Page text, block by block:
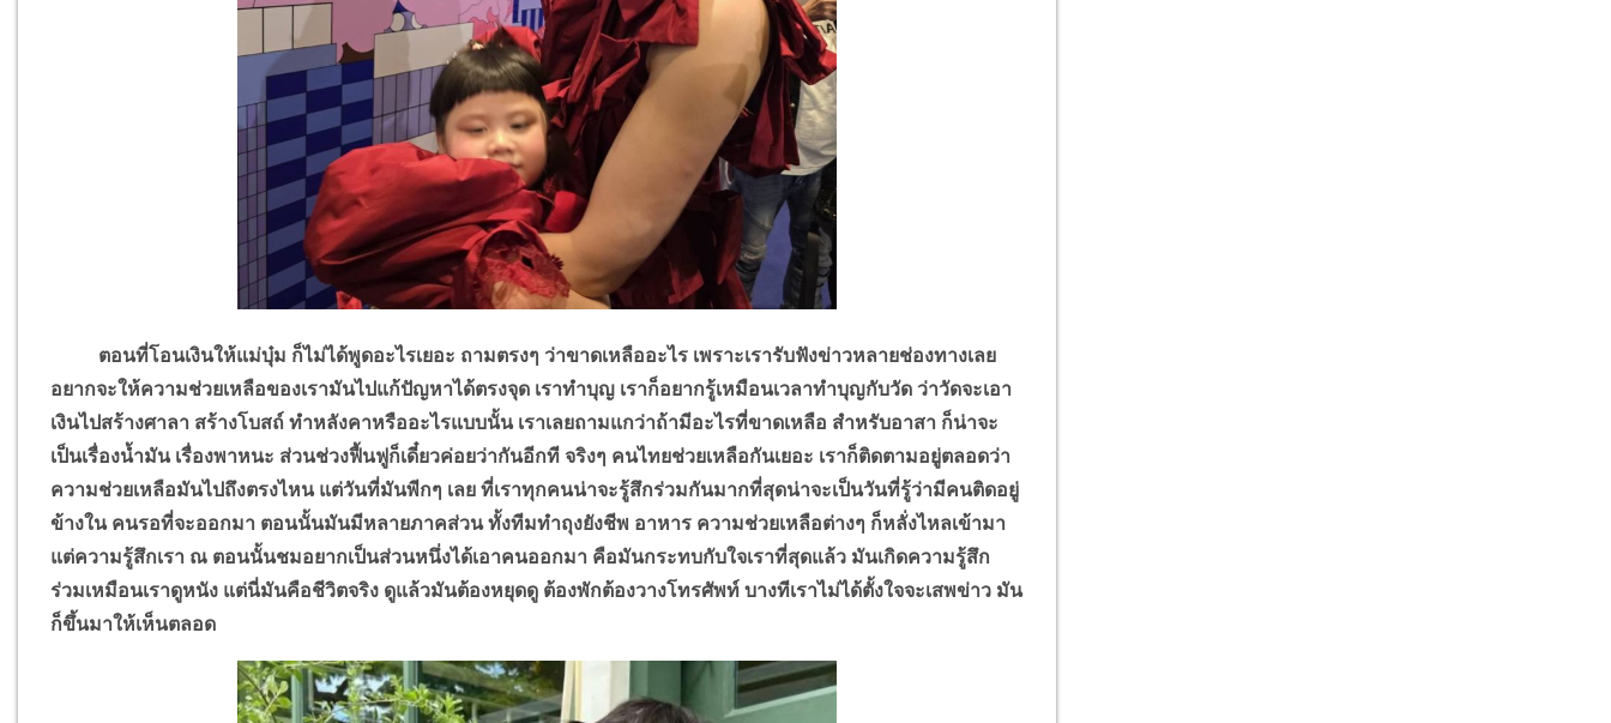
ตอนที่โอนเงินให้แม่บุ๋ม ก็ไม่ได้พูดอะไรเยอะ ถามตรงๆ ว่าขาดเหลืออะไร เพราะเรารับฟังข่าวหลายช่องทางเลย
อยากจะให้ความช่วยเหลือของเรามันไปแก้ปัญหาได้ตรงจุด เราทำบุญ เราก็อยากรู้เหมือนเวลาทำบุญกับวัด ว่าวัดจะเอา
เงินไปสร้างศาลา สร้างโบสถ์ ทำหลังคาหรืออะไรแบบนั้น เราเลยถามแกว่าถ้ามีอะไรที่ขาดเหลือ สำหรับอาสา ก็น่าจะ
เป็นเรื่องน้ำมัน เรื่องพาหนะ ส่วนช่วงฟื้นฟูก็เดี๋ยวค่อยว่ากันอีกที จริงๆ คนไทยช่วยเหลือกันเยอะ เราก็ติดตามอยู่ตลอดว่า
ความช่วยเหลือมันไปถึงตรงไหน แต่วันที่มันพีกๆ เลย ที่เราทุกคนน่าจะรู้สึกร่วมกันมากที่สุดน่าจะเป็นวันที่รู้ว่ามีคนติดอยู่
ข้างใน คนรอที่จะออกมา ตอนนั้นมันมีหลายภาคส่วน ทั้งทีมทำถุงยังชีพ อาหาร ความช่วยเหลือต่างๆ ก็หลั่งไหลเข้ามา
แต่ความรู้สึกเรา ณ ตอนนั้นชมอยากเป็นส่วนหนึ่งได้เอาคนออกมา คือมันกระทบกับใจเราที่สุดแล้ว มันเกิดความรู้สึก
ร่วมเหมือนเราดูหนัง แต่นี่มันคือชีวิตจริง ดูแล้วมันต้องหยุดดู ต้องพักต้องวางโทรศัพท์ บางทีเราไม่ได้ตั้งใจจะเสพข่าว มัน
ก็ขึ้นมาให้เห็นตลอด